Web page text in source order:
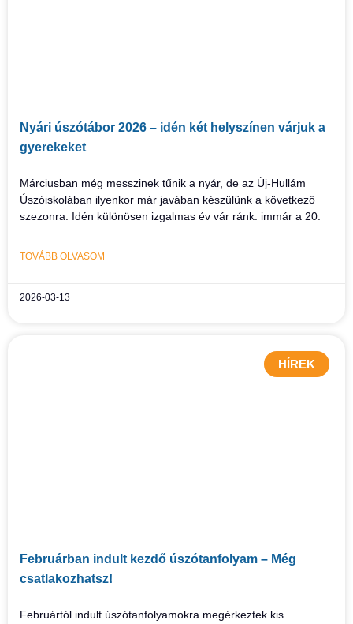
Nyári úszótábor 2026 – idén két helyszínen várjuk a
gyerekeket
Márciusban még messzinek tűnik a nyár, de az Új-Hullám
Úszóiskolában ilyenkor már javában készülünk a következő
szezonra. Idén különösen izgalmas év vár ránk: immár a 20.
TOVÁBB OLVASOM
2026-03-13
HÍREK
Februárban indult kezdő úszótanfolyam – Még
csatlakozhatsz!
Februártól indult úszótanfolyamokra megérkeztek kis